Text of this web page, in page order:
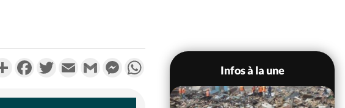
PartagerFacebookTwitterEmail Gmail MessengerWhatsApp
Infos à la une